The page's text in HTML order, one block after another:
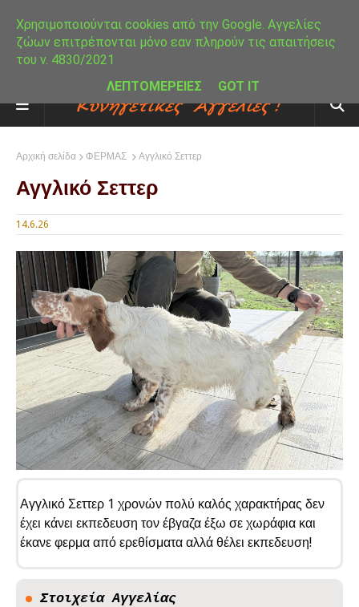
Αρχική σελίδα ΦΕΡΜΑΣ Αγγλικό Σεττερ
Αγγλικό Σεττερ
14.6.26
Αγγλικό Σεττερ 1 χρονών πολύ καλός χαρακτήρας δεν
έχει κάνει εκπεδευση τον έβγαζα έξω σε χωράφια και
έκανε φερμα από ερεθίσματα αλλά θέλει εκπεδευση!
Στοιχεία Αγγελίας
Χρησιμοποιούνται cookies από την Google. Αγγελίες
ζώων επιτρέπονται μόνο εαν πληρούν τις απαιτήσεις
του ν. 4830/2021
ΛΕΠΤΟΜΕΡΕΙΕΣ
GOT IT